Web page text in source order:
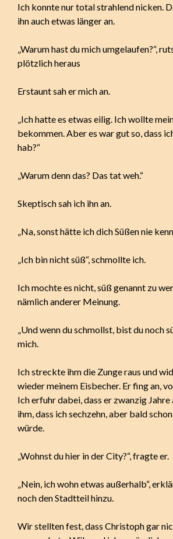
Ich konnte nur total strahlend nicken.
ihn auch etwas länger an.
„Warum hast du mich umgelaufen?“,
plötzlich heraus
Erstaunt sah er mich an.
„Ich hatte es etwas eilig. Ich wollte
bekommen. Aber es war gut so, dass
hab?“
„Warum denn das? Das tat weh.“
Skeptisch sah ich ihn an.
„Na, sonst hätte ich dich Süßen nie
„Ich bin nicht süß“, schmollte ich.
Ich mochte es nicht, süß genannt zu
nämlich anderer Meinung.
„Und wenn du schmollst, bist du noch
mich.
Ich streckte ihm die Zunge raus und
wieder meinem Eisbecher. Er fing an,
Ich erfuhr dabei, dass er zwanzig Jahre
ihm, dass ich sechzehn, aber bald
würde.
„Wohnst du hier in der City?“, fragte er.
„Nein, ich wohn etwas außerhalb“,
noch den Stadtteil hinzu.
Wir stellten fest, dass Christoph gar